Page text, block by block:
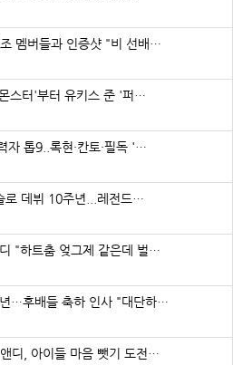
멤버들과 인증샷 "비 선배…
스터'부터 유키스 준 '퍼…
자 톱9..록현·칸토·필독 '…
로 데뷔 10주년...레전드…
"하트춤 엊그제 같은데 벌…
…후배들 축하 인사 "대단하…
디, 아이들 마음 뺏기 도전…